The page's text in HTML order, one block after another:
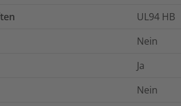
UL94 HB
Nein
Ja
Nein